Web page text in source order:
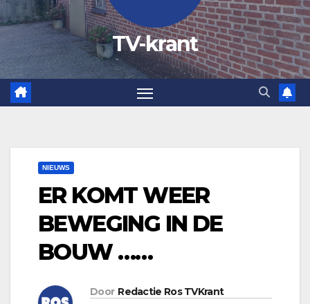
TV-krant
NIEUWS
ER KOMT WEER
BEWEGING IN DE
BOUW ……
Door Redactie Ros TVKrant